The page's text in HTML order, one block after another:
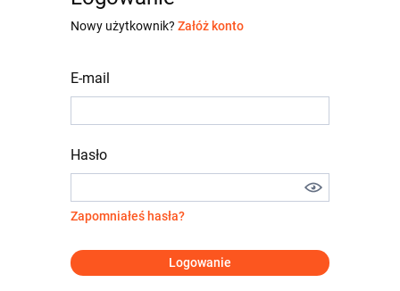
Nowy użytkownik? Załóż konto
E-mail
Hasło
Zapomniałeś hasła?
Logowanie